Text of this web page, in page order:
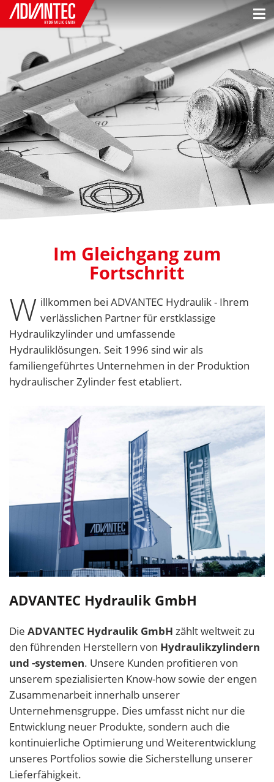
Im Gleichgang zum
Fortschritt
W illkommen bei ADVANTEC Hydraulik - Ihrem
verlässlichen Partner für erstklassige
Hydraulikzylinder und umfassende
Hydrauliklösungen. Seit 1996 sind wir als
familiengeführtes Unternehmen in der Produktion
hydraulischer Zylinder fest etabliert.
ADVANTEC Hydraulik GmbH
Die ADVANTEC Hydraulik GmbH zählt weltweit zu
den führenden Herstellern von Hydraulikzylindern
und -systemen. Unsere Kunden profitieren von
unserem spezialisierten Know-how sowie der engen
Zusammenarbeit innerhalb unserer
Unternehmensgruppe. Dies umfasst nicht nur die
Entwicklung neuer Produkte, sondern auch die
kontinuierliche Optimierung und Weiterentwicklung
unseres Portfolios sowie die Sicherstellung unserer
Lieferfähigkeit.